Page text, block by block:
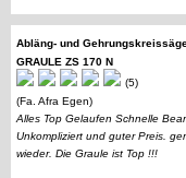
Abläng- und
GRAULE ZS 170 N
(5)
(Fa. Afra Egen)
Alles Top Gelaufen Schnelle
Unkompliziert und guter Preis.
wieder. Die Graule ist Top !!!